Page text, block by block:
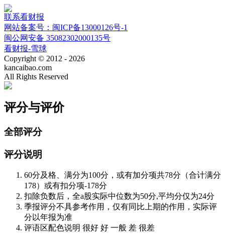
联系看财报
网站备案号：闽ICP备13000126号-1
闽公网安备 35082302000135号
看财报-雪球
Copyright © 2012 - 2026
kancaibao.com
All Rights Reserved
评分与评价
全部评分
评分说明
60分及格、满分为100分，或有加分项共78分（合计满分
178）或有扣分项-178分
扣除负数后，全a股实际中位数为50分,平均分仅为24分
季报评分不具参考作用，仅有同比上期的作用，实际评
分以年报为准
评语区配色说明 很好 好 一般 差 很差